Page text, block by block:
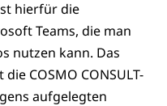
hierfür die
Teams, die man
nutzen kann. Das
COSMO CONSULT-
aufgelegten